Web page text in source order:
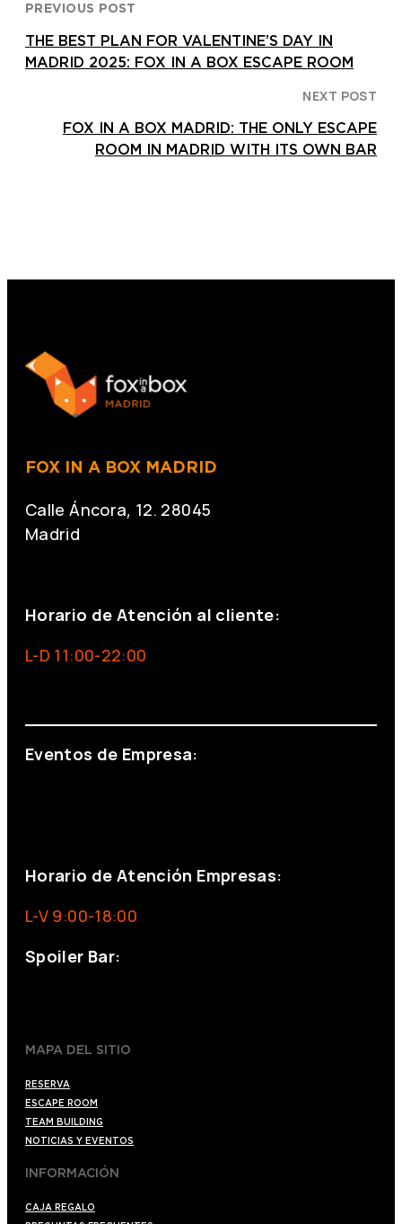
PREVIOUS POST
THE BEST PLAN FOR VALENTINE’S DAY IN
MADRID 2025: FOX IN A BOX ESCAPE ROOM
NEXT POST
FOX IN A BOX MADRID: THE ONLY ESCAPE
ROOM IN MADRID WITH ITS OWN BAR
FOX IN A BOX MADRID
Calle Áncora, 12. 28045
Madrid
Horario de Atención al cliente:
L-D 11:00-22:00
Eventos de Empresa:
Horario de Atención Empresas:
L-V 9:00-18:00
Spoiler Bar:
MAPA DEL SITIO
RESERVA
ESCAPE ROOM
TEAM BUILDING
NOTICIAS Y EVENTOS
INFORMACIÓN
CAJA REGALO